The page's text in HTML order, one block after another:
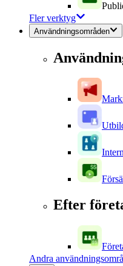
Fler verktyg
Användningsområden
Efter
Andra